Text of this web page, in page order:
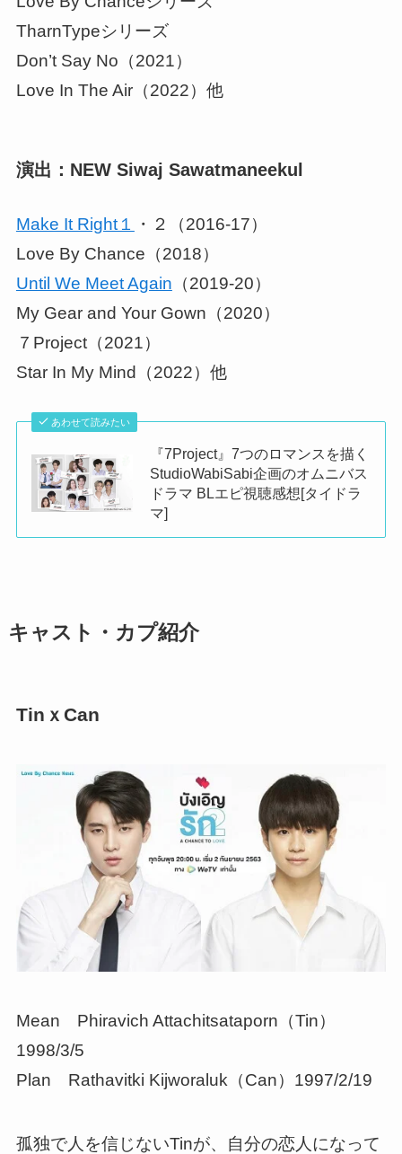
TharnTypeシリーズ
Don’t Say No（2021）
Love In The Air（2022）他
演出：NEW Siwaj Sawatmaneekul
Make It Right１
・２（2016-17）
Love By Chance（2018）
Until We Meet Again （2019-20）
My Gear and Your Gown（2020）
７Project（2021）
Star In My Mind（2022）他
あわせて読みたい
『7Project』7つのロマンスを描く
StudioWabiSabi企画のオムニバス
ドラマ BLエピ視聴感想[タイドラ
マ]
キャスト・カプ紹介
TinｘCan
Mean Phiravich Attachitsataporn（Tin）
1998/3/5
Plan Rathavitki Kijworaluk（Can）1997/2/19
孤独で人を信じないTinが、自分の恋人になって